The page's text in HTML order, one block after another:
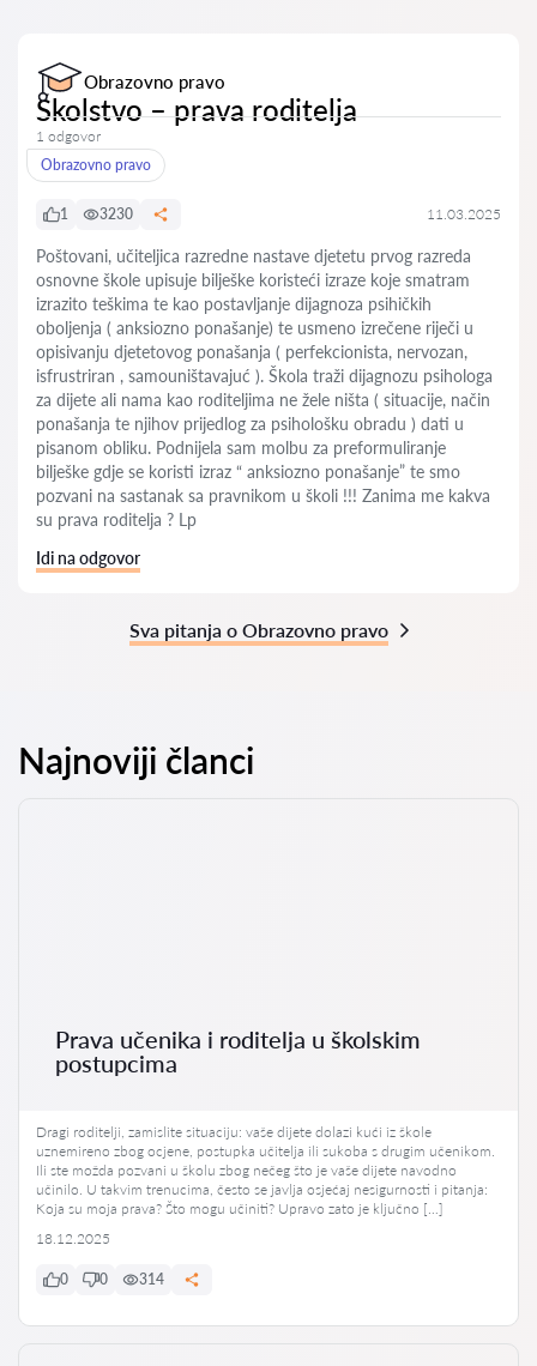
Obrazovno pravo
Školstvo – prava roditelja
1 odgovor
Obrazovno pravo
1 3230 11.03.2025
Poštovani, učiteljica razredne nastave djetetu prvog razreda
osnovne škole upisuje bilješke koristeći izraze koje smatram
izrazito teškima te kao postavljanje dijagnoza psihičkih
oboljenja ( anksiozno ponašanje) te usmeno izrečene riječi u
opisivanju djetetovog ponašanja ( perfekcionista, nervozan,
isfrustriran , samouništavajuć ). Škola traži dijagnozu psihologa
za dijete ali nama kao roditeljima ne žele ništa ( situacije, način
ponašanja te njihov prijedlog za psihološku obradu ) dati u
pisanom obliku. Podnijela sam molbu za preformuliranje
bilješke gdje se koristi izraz “ anksiozno ponašanje” te smo
pozvani na sastanak sa pravnikom u školi !!! Zanima me kakva
su prava roditelja ? Lp
Idi na odgovor
Sva pitanja o Obrazovno pravo
Najnoviji članci
Prava učenika i roditelja u školskim
postupcima
Dragi roditelji, zamislite situaciju: vaše dijete dolazi kući iz škole
uznemireno zbog ocjene, postupka učitelja ili sukoba s drugim učenikom.
Ili ste možda pozvani u školu zbog nečeg što je vaše dijete navodno
učinilo. U takvim trenucima, često se javlja osjećaj nesigurnosti i pitanja:
Koja su moja prava? Što mogu učiniti? Upravo zato je ključno […]
18.12.2025
0 0 314